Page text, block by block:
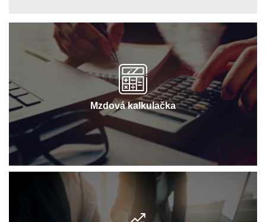
Mzdová kalkulačka